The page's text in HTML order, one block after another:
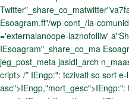
Esoagram.ff"/wp-cont_/la-
='externalanoope-laznofolliw'
IEsoagram"_share_co_ma
jeg_post_meta jasidl_arch
cript> /* IEngp:": tczivatl so sort